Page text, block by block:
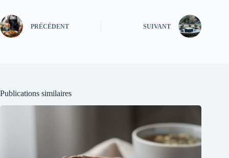
PRÉCÉDENT SUIVANT
Publications similaires